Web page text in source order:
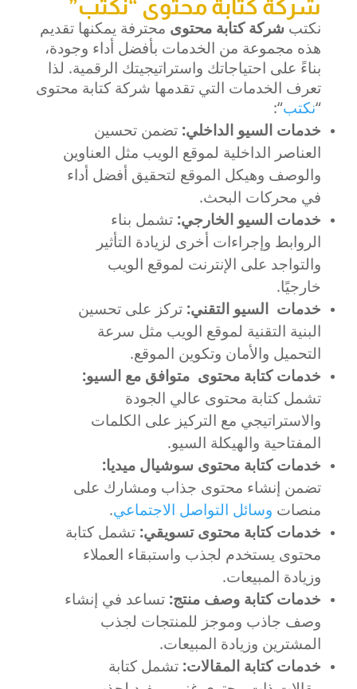
شركة كتابة محتوى “نكتب”
نكتب شركة كتابة محتوى محترفة يمكنها تقديم
هذه مجموعة من الخدمات بأفضل أداء وجودة،
بناءً على احتياجاتك واستراتيجيتك الرقمية. لذا
تعرف الخدمات التي تقدمها شركة كتابة محتوى
“نكتب“:
خدمات السيو الداخلي: تضمن تحسين
العناصر الداخلية لموقع الويب مثل العناوين
والوصف وهيكل الموقع لتحقيق أفضل أداء
في محركات البحث.
خدمات السيو الخارجي: تشمل بناء
الروابط وإجراءات أخرى لزيادة التأثير
والتواجد على الإنترنت لموقع الويب
خارجيًا.
خدمات السيو التقني: تركز على تحسين
البنية التقنية لموقع الويب مثل سرعة
التحميل والأمان وتكوين الموقع.
خدمات كتابة محتوى متوافق مع السيو:
تشمل كتابة محتوى عالي الجودة
والاستراتيجي مع التركيز على الكلمات
المفتاحية والهيكلة السيو.
خدمات كتابة محتوى سوشيال ميديا:
تضمن إنشاء محتوى جذاب ومشارك على
منصات وسائل التواصل الاجتماعي.
خدمات كتابة محتوى تسويقي: تشمل كتابة
محتوى يستخدم لجذب واستبقاء العملاء
وزيادة المبيعات.
خدمات كتابة وصف منتج: تساعد في إنشاء
وصف جاذب وموجز للمنتجات لجذب
المشترين وزيادة المبيعات.
خدمات كتابة المقالات: تشمل كتابة